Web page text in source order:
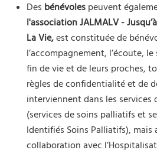
Des bénévoles peuvent
l'association JALMALV -
La Vie,est constituée de
l’accompagnement, l’écoute,
fin de vie et de leurs proches,
règles de confidentialité et de
interviennent dans les services
(services de soins palliatifs et
Identifiés Soins Palliatifs), mais
collaboration avec